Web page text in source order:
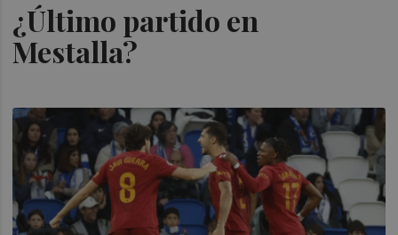
¿Último partido en
Mestalla?